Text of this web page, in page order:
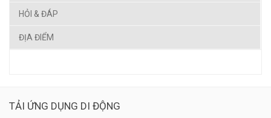
HỎI & ĐÁP
ĐỊA ĐIỂM
TẢI ỨNG DỤNG DI ĐỘNG